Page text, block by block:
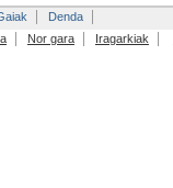
Denda
Nor gara Iragarkiak